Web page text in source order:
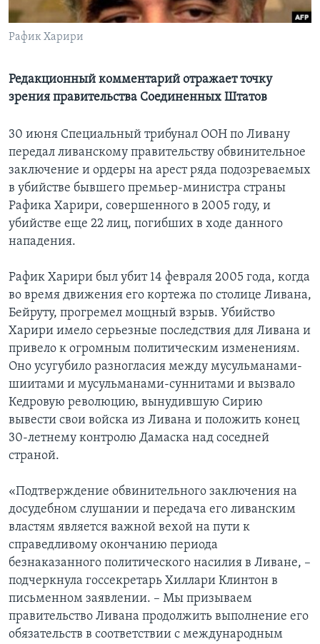
Learning English
Языки
Рафик Харири
Редакционный комментарий отражает точку
зрения правительства Соединенных Штатов
30 июня Специальный трибунал ООН по Ливану
передал ливанскому правительству обвинительное
заключение и ордеры на арест ряда подозреваемых
в убийстве бывшего премьер-министра страны
Рафика Харири, совершенного в 2005 году, и
убийстве еще 22 лиц, погибших в ходе данного
нападения.
Рафик Харири был убит 14 февраля 2005 года, когда
во время движения его кортежа по столице Ливана,
Бейруту, прогремел мощный взрыв. Убийство
Харири имело серьезные последствия для Ливана и
привело к огромным политическим изменениям.
Оно усугубило разногласия между мусульманами-
шиитами и мусульманами-суннитами и вызвало
Кедровую революцию, вынудившую Сирию
вывести свои войска из Ливана и положить конец
30-летнему контролю Дамаска над соседней
страной.
«Подтверждение обвинительного заключения на
досудебном слушании и передача его ливанским
властям является важной вехой на пути к
справедливому окончанию периода
безнаказанного политического насилия в Ливане, –
подчеркнула госсекретарь Хиллари Клинтон в
письменном заявлении. – Мы призываем
правительство Ливана продолжить выполнение его
обязательств в соответствии с международным